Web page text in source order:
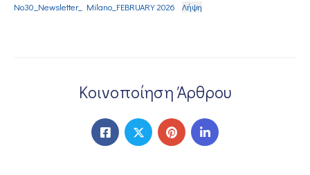
Νο30_Newsletter_ Milano_FEBRUARY 2026 Λήψη
Κοινοποίηση Άρθρου